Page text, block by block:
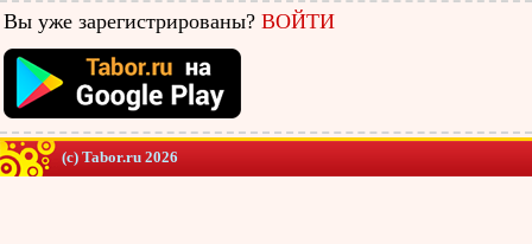
Вы уже зарегистрированы? ВОЙТИ
(c) Tabor.ru 2026